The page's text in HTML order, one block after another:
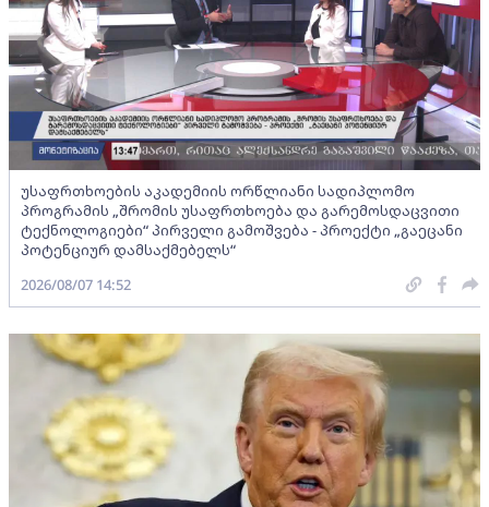
უსაფრთხოების აკადემიის ორწლიანი სადიპლომო
პროგრამის „შრომის უსაფრთხოება და გარემოსდაცვითი
ტექნოლოგიები“ პირველი გამოშვება - პროექტი „გაეცანი
პოტენციურ დამსაქმებელს“
2026/08/07 14:52